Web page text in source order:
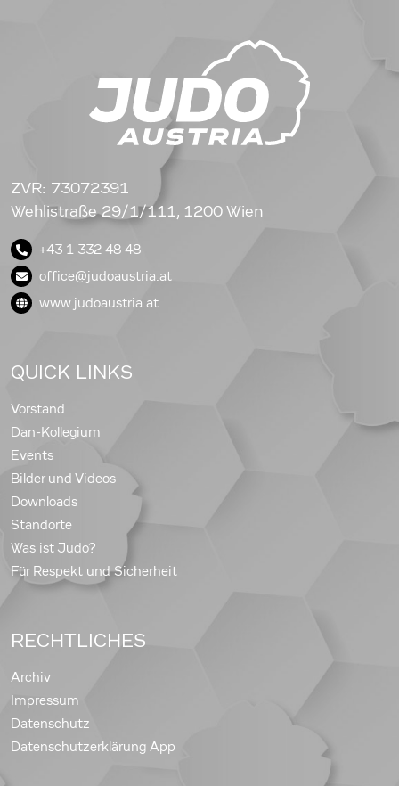
ZVR: 73072391
Wehlistraße 29/1/111, 1200 Wien
+43 1 332 48 48
office@judoaustria.at
www.judoaustria.at
QUICK LINKS
Vorstand
Dan-Kollegium
Events
Bilder und Videos
Downloads
Standorte
Was ist Judo?
Für Respekt und Sicherheit
RECHTLICHES
Archiv
Impressum
Datenschutz
Datenschutzerklärung App